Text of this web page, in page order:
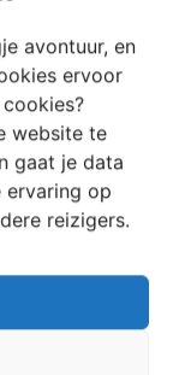
avontuur, en
ervoor
website te
gaat je data
ervaring op
reizigers.
1